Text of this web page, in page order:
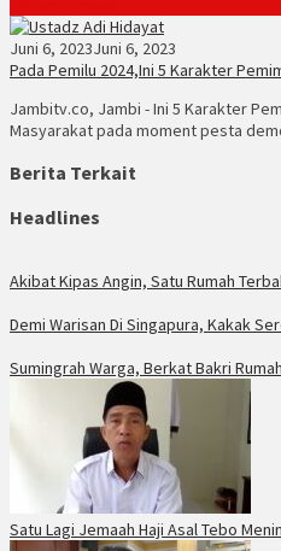
Juni 6, 2023Juni 6, 2023
Pada Pemilu 2024,Ini 5 Karakter
Jambitv.co, Jambi - Ini 5 Karakter
Masyarakat pada moment pesta
Berita Terkait
Headlines
Akibat Kipas Angin, Satu Rumah
Demi Warisan Di Singapura, Kakak
Sumingrah Warga, Berkat Bakri
Satu Lagi Jemaah Haji Asal Tebo